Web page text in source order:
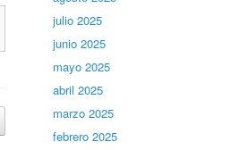
julio 2025
junio 2025
mayo 2025
abril 2025
marzo 2025
febrero 2025